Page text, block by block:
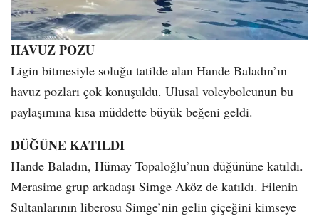
HAVUZ POZU
Ligin bitmesiyle soluğu tatilde alan Hande Baladın’ın
havuz pozları çok konuşuldu. Ulusal voleybolcunun bu
paylaşımına kısa müddette büyük beğeni geldi.
DÜĞÜNE KATILDI
Hande Baladın, Hümay Topaloğlu’nun düğününe katıldı.
Merasime grup arkadaşı Simge Aköz de katıldı. Filenin
Sultanlarının liberosu Simge’nin gelin çiçeğini kimseye